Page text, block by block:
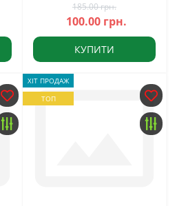
185.00 грн.
100.00 грн.
КУПИТИ
ХІТ ПРОДАЖ
ТОП